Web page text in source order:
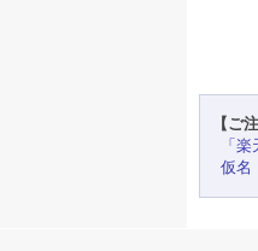
【ご
「
仮名